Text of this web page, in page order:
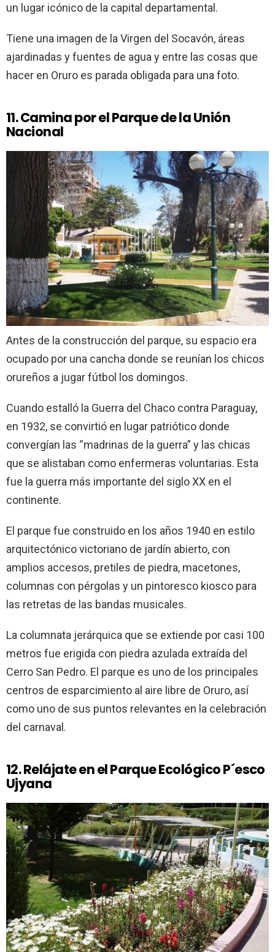
un lugar icónico de la capital departamental.
Tiene una imagen de la Virgen del Socavón, áreas
ajardinadas y fuentes de agua y entre las cosas que
hacer en Oruro es parada obligada para una foto.
11. Camina por el Parque de la Unión
Nacional
Antes de la construcción del parque, su espacio era
ocupado por una cancha donde se reunían los chicos
orureños a jugar fútbol los domingos.
Cuando estalló la Guerra del Chaco contra Paraguay,
en 1932, se convirtió en lugar patriótico donde
convergían las “madrinas de la guerra” y las chicas
que se alistaban como enfermeras voluntarias. Esta
fue la guerra más importante del siglo XX en el
continente.
El parque fue construido en los años 1940 en estilo
arquitectónico victoriano de jardín abierto, con
amplios accesos, pretiles de piedra, macetones,
columnas con pérgolas y un pintoresco kiosco para
las retretas de las bandas musicales.
La columnata jerárquica que se extiende por casi 100
metros fue erigida con piedra azulada extraída del
Cerro San Pedro. El parque es uno de los principales
centros de esparcimiento al aire libre de Oruro, así
como uno de sus puntos relevantes en la celebración
del carnaval.
12. Relájate en el Parque Ecológico P´esco
Ujyana